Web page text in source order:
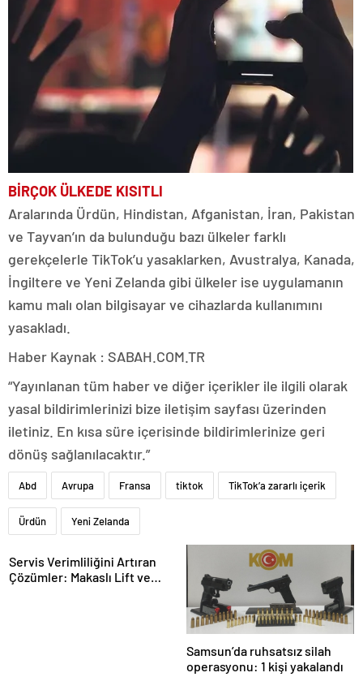
BİRÇOK ÜLKEDE KISITLI
Aralarında Ürdün, Hindistan, Afganistan, İran, Pakistan
ve Tayvan’ın da bulunduğu bazı ülkeler farklı
gerekçelerle TikTok’u yasaklarken, Avustralya, Kanada,
İngiltere ve Yeni Zelanda gibi ülkeler ise uygulamanın
kamu malı olan bilgisayar ve cihazlarda kullanımını
yasakladı.
Haber Kaynak : SABAH.COM.TR
“Yayınlanan tüm haber ve diğer içerikler ile ilgili olarak
yasal bildirimlerinizi bize iletişim sayfası üzerinden
iletiniz. En kısa süre içerisinde bildirimlerinize geri
dönüş sağlanılacaktır.”
Abd Avrupa Fransa tiktok TikTok’a zararlı içerik
Ürdün Yeni Zelanda
Servis Verimliliğini Artıran
Çözümler: Makaslı Lift ve
Samsun’da ruhsatsız silah
operasyonu: 1 kişi yakalandı